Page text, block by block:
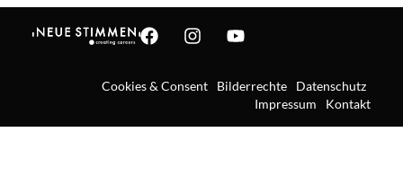
Cookies & Consent Bilderrechte
Datenschutz
Impressum
Kontakt